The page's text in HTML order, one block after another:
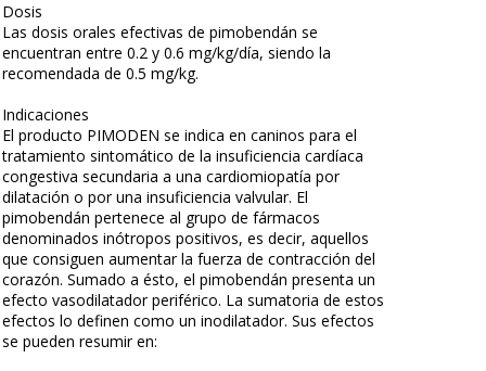
Dosis
Las dosis orales efectivas de pimobendán se
encuentran entre 0.2 y 0.6 mg/kg/día, siendo la
recomendada de 0.5 mg/kg.
Indicaciones
El producto PIMODEN se indica en caninos para el
tratamiento sintomático de la insuficiencia cardíaca
congestiva secundaria a una cardiomiopatía por
dilatación o por una insuficiencia valvular. El
pimobendán pertenece al grupo de fármacos
denominados inótropos positivos, es decir, aquellos
que consiguen aumentar la fuerza de contracción del
corazón. Sumado a ésto, el pimobendán presenta un
efecto vasodilatador periférico. La sumatoria de estos
efectos lo definen como un inodilatador. Sus efectos
se pueden resumir en: